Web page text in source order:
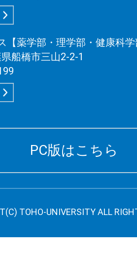
【薬学部・理学部・健康科
船橋市三山2-2-1
PC版はこちら
TOHO-UNIVERSITY ALL